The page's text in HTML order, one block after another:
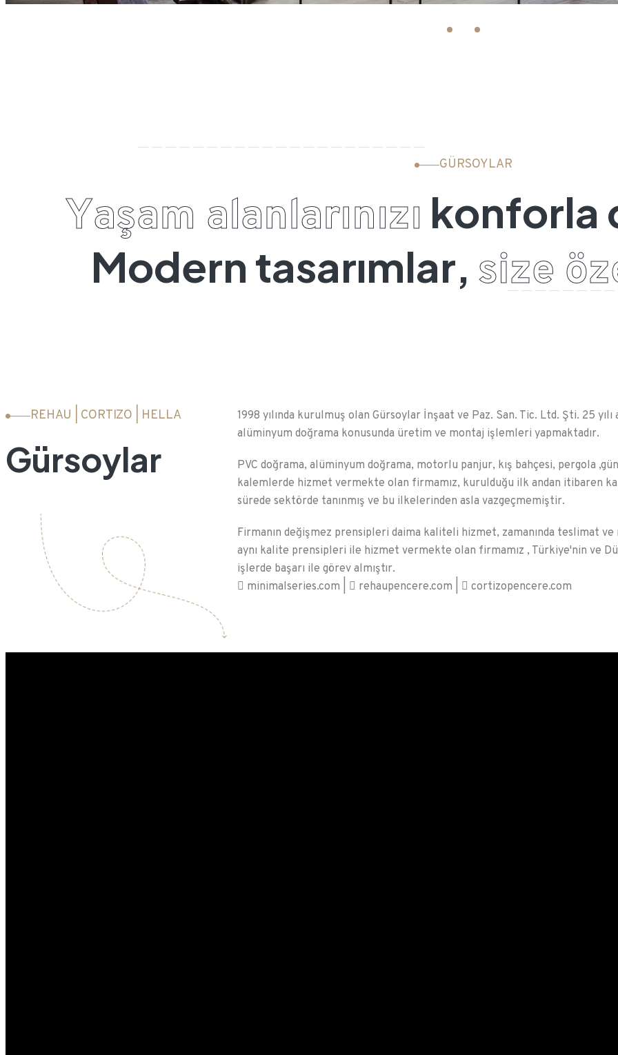
GÜRSOYLAR
Yaşam alanlarınızı konforla
Modern tasarımlar, size öz
REHAU | CORTIZO | HELLA
Gürsoylar
1998 yılında kurulmuş olan Gürsoylar İnşaat ve Paz. San. Tic. Ltd. Şti. 25
alüminyum doğrama konusunda üretim ve montaj işlemleri yapmaktadır.
PVC doğrama, alüminyum doğrama, motorlu panjur, kış bahçesi, pergola
kalemlerde hizmet vermekte olan firmamız, kurulduğu ilk andan itibaren
sürede sektörde tanınmış ve bu ilkelerinden asla vazgeçmemiştir.
Firmanın değişmez prensipleri daima kaliteli hizmet, zamanında teslimat
aynı kalite prensipleri ile hizmet vermekte olan firmamız , Türkiye'nin ve
işlerde başarı ile görev almıştır.
minimalseries.com |
rehaupencere.com | cortizopencere.com